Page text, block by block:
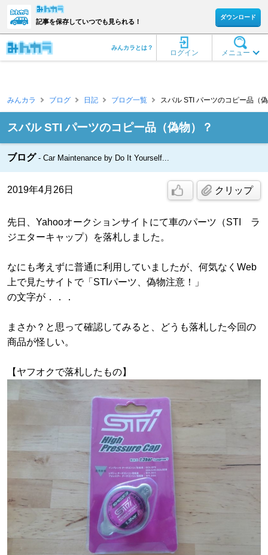
記事を保存していつでも見られる！
ダウンロード
メニュー
ログイン
みんカラとは？
みんカラ ブログ 日記 ブログ一覧 スバル STI パーツのコピー品（
スバル STI パーツのコピー品（偽物）？
ブログ Car Maintenance by Do It Yourself...
2019年4月26日 クリップ
先日、Yahooオークションサイトにて車のパーツ（STI ラ
ジエターキャップ）を落札しました。
なにも考えずに普通に利用していましたが、何気なくWeb
上で見たサイトで「STIパーツ、偽物注意！」
の文字が．．．
まさか？と思って確認してみると、どうも落札した今回の
商品が怪しい。
【ヤフオクで落札したもの】